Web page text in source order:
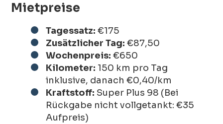
Mietpreise
Tagessatz: €175
Zusätzlicher Tag: €87,50
Wochenpreis: €650
Kilometer: 150 km pro Tag
inklusive, danach €0,40/km
Kraftstoff: Super Plus 98 (Bei
Rückgabe nicht vollgetankt: €35
Aufpreis)